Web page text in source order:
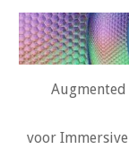
Augmented
voor